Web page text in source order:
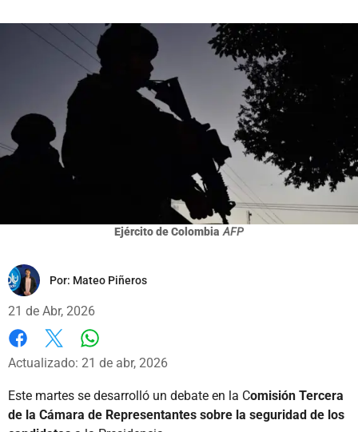
Ejército de Colombia AFP
Por: Mateo Piñeros
21 de Abr, 2026
Facebook
X
Actualizado: 21 de abr, 2026
Este martes se desarrolló un debate en la Comisión Tercera
de la Cámara de Representantes sobre la seguridad de los